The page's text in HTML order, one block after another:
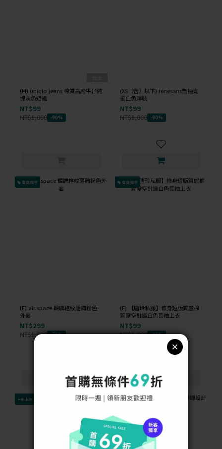
(M) uniqlo jeans 棉質高腰牛仔純
棉灰色短褲
NT$99
NT$1,000 -90%
(XS（含）以下) renesans無袖寬
襬白色洋裝
NT$99
NT$1,000 -90%
會員獨享
(F) air space 韓牌格紋落肩粉色
外套
NT$299
NT$1,000 -70%
會員獨享
(F) 【唐玲私服】修身短版質感棉
質露空針織白色長袖上衣
NT$99
NT$1,000 -90%
✦新上架 ✦新上架